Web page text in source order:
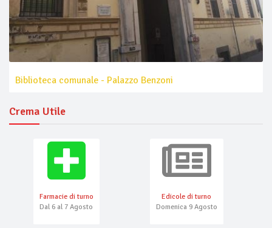
Biblioteca comunale - Palazzo Benzoni
Crema Utile
Farmacie di turno
Dal 6 al 7 Agosto
Edicole di turno
Domenica 9 Agosto